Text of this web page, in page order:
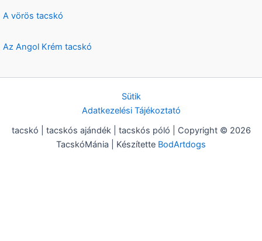
A vörös tacskó
Az Angol Krém tacskó
Sütik
Adatkezelési Tájékoztató
tacskó | tacskós ajándék | tacskós póló | Copyright © 2026
TacskóMánia | Készítette BodArtdogs